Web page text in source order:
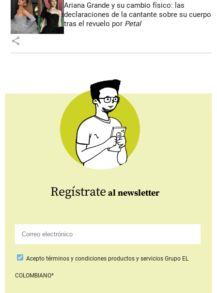
Ariana Grande y su cambio físico: las
declaraciones de la cantante sobre su cuerpo
tras el revuelo por Petal
share
Regístrate al newsletter
Aceptotérminos y condiciones productos y serviciosGrupo EL
COLOMBIANO*